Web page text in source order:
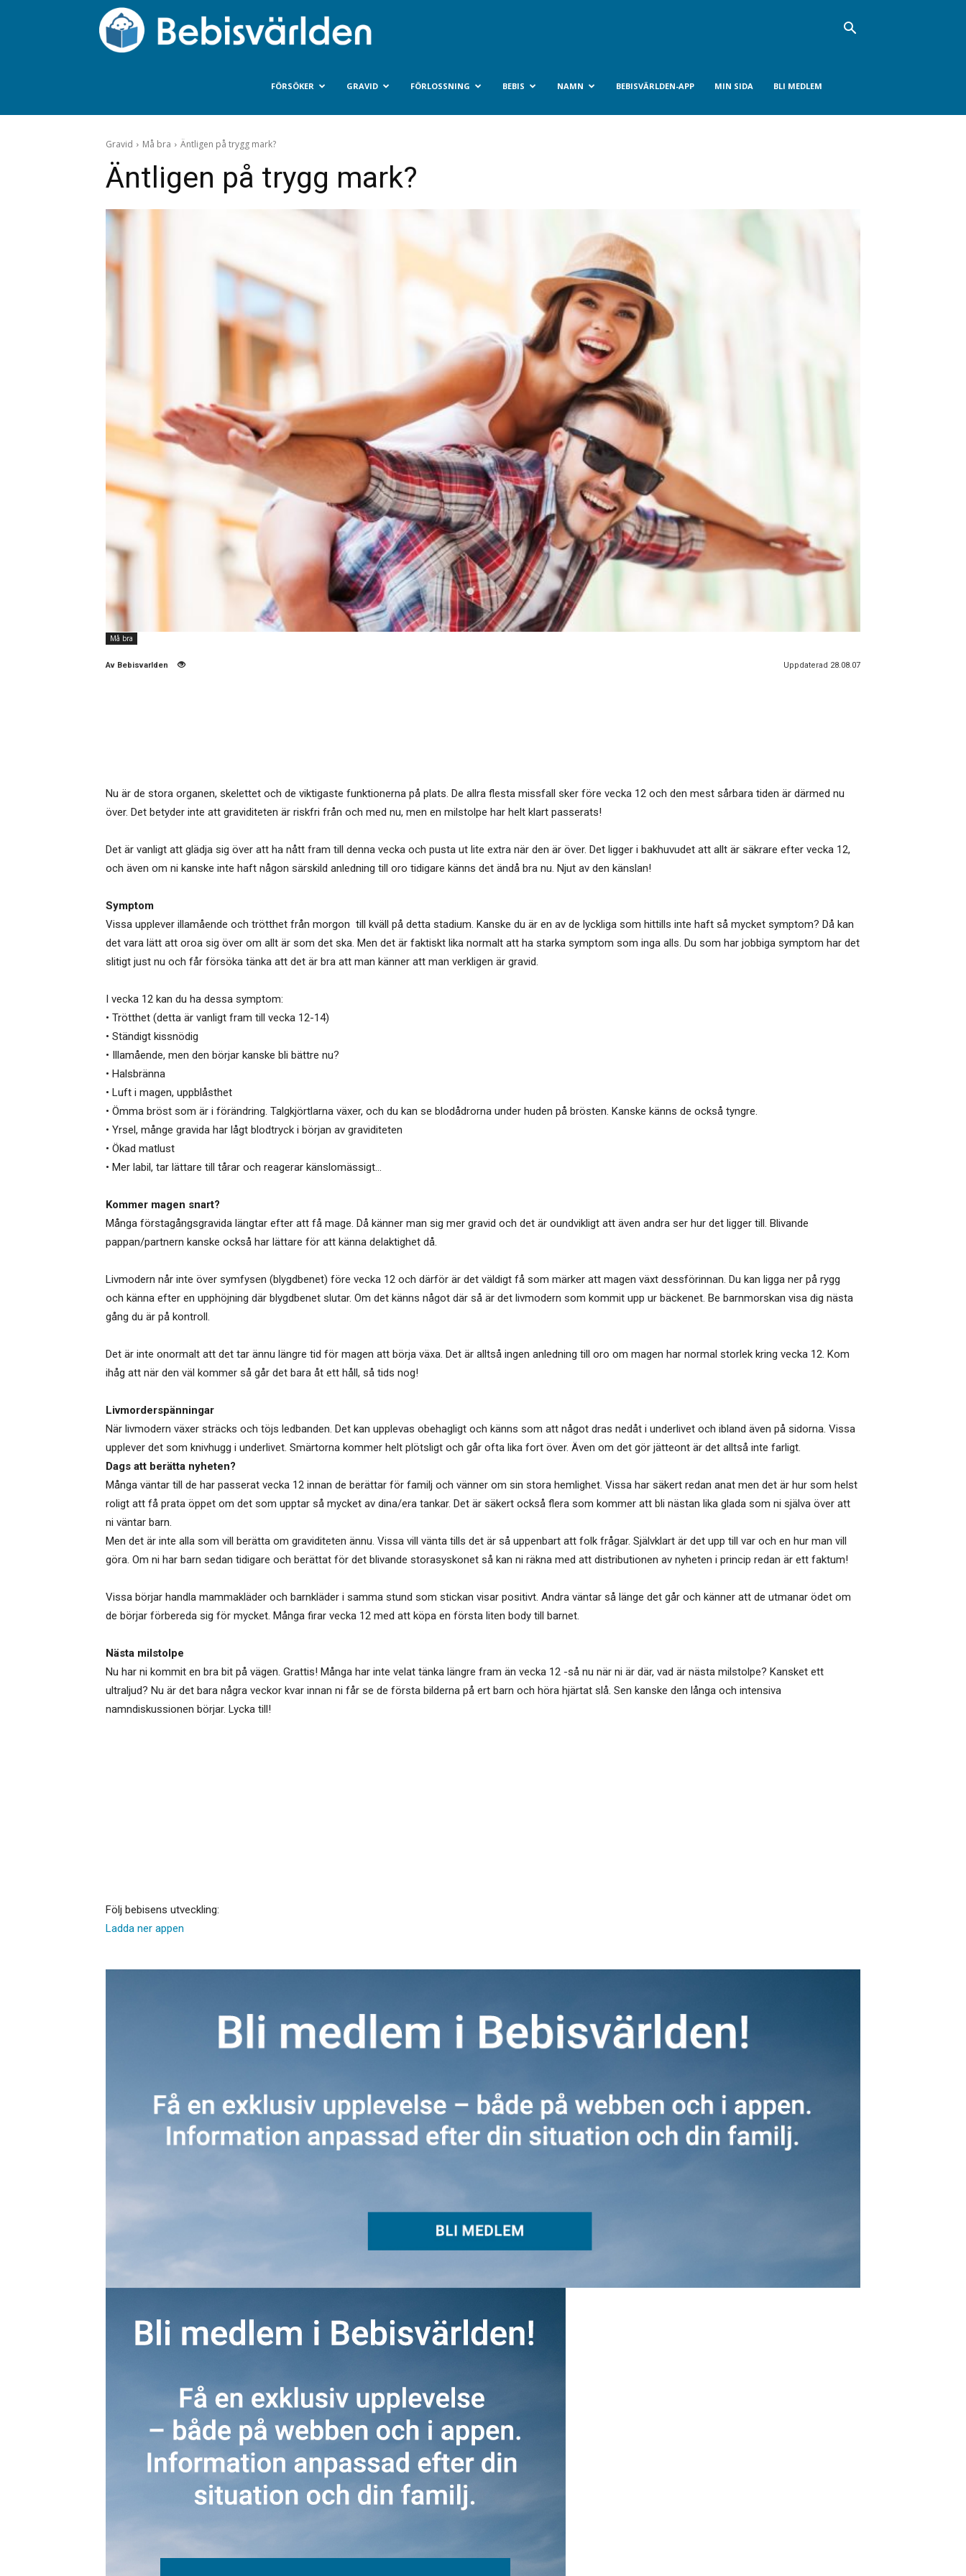
FÖRSÖKER GRAVID FÖRLOSSNING BEBIS NAMN BEBISVÄRLDEN-APP MIN SIDA BLI MEDLEM
Gravid Må bra Äntligen på trygg mark?
Äntligen på trygg mark?
Må bra
Av Bebisvarlden Uppdaterad 28.08.07
Nu är de stora organen, skelettet och de viktigaste funktionerna på plats. De allra flesta missfall sker före vecka 12 och den mest sårbara tiden är därmed nu
över. Det betyder inte att graviditeten är riskfri från och med nu, men en milstolpe har helt klart passerats!
Det är vanligt att glädja sig över att ha nått fram till denna vecka och pusta ut lite extra när den är över. Det ligger i bakhuvudet att allt är säkrare efter vecka 12,
och även om ni kanske inte haft någon särskild anledning till oro tidigare känns det ändå bra nu. Njut av den känslan!
Symptom
Vissa upplever illamående och trötthet från morgon till kväll på detta stadium. Kanske du är en av de lyckliga som hittills inte haft så mycket symptom? Då kan
det vara lätt att oroa sig över om allt är som det ska. Men det är faktiskt lika normalt att ha starka symptom som inga alls. Du som har jobbiga symptom har det
slitigt just nu och får försöka tänka att det är bra att man känner att man verkligen är gravid.
I vecka 12 kan du ha dessa symptom:
• Trötthet (detta är vanligt fram till vecka 12-14)
• Ständigt kissnödig
• Illamående, men den börjar kanske bli bättre nu?
• Halsbränna
• Luft i magen, uppblåsthet
• Ömma bröst som är i förändring. Talgkjörtlarna växer, och du kan se blodådrorna under huden på brösten. Kanske känns de också tyngre.
• Yrsel, månge gravida har lågt blodtryck i början av graviditeten
• Ökad matlust
• Mer labil, tar lättare till tårar och reagerar känslomässigt…
Kommer magen snart?
Många förstagångsgravida längtar efter att få mage. Då känner man sig mer gravid och det är oundvikligt att även andra ser hur det ligger till. Blivande
pappan/partnern kanske också har lättare för att känna delaktighet då.
Livmodern når inte över symfysen (blygdbenet) före vecka 12 och därför är det väldigt få som märker att magen växt dessförinnan. Du kan ligga ner på rygg
och känna efter en upphöjning där blygdbenet slutar. Om det känns något där så är det livmodern som kommit upp ur bäckenet. Be barnmorskan visa dig nästa
gång du är på kontroll.
Det är inte onormalt att det tar ännu längre tid för magen att börja växa. Det är alltså ingen anledning till oro om magen har normal storlek kring vecka 12. Kom
ihåg att när den väl kommer så går det bara åt ett håll, så tids nog!
Livmorderspänningar
När livmodern växer sträcks och töjs ledbanden. Det kan upplevas obehagligt och känns som att något dras nedåt i underlivet och ibland även på sidorna. Vissa
upplever det som knivhugg i underlivet. Smärtorna kommer helt plötsligt och går ofta lika fort över. Även om det gör jätteont är det alltså inte farligt.
Dags att berätta nyheten?
Många väntar till de har passerat vecka 12 innan de berättar för familj och vänner om sin stora hemlighet. Vissa har säkert redan anat men det är hur som helst
roligt att få prata öppet om det som upptar så mycket av dina/era tankar. Det är säkert också flera som kommer att bli nästan lika glada som ni själva över att
ni väntar barn.
Men det är inte alla som vill berätta om graviditeten ännu. Vissa vill vänta tills det är så uppenbart att folk frågar. Självklart är det upp till var och en hur man vill
göra. Om ni har barn sedan tidigare och berättat för det blivande storasyskonet så kan ni räkna med att distributionen av nyheten i princip redan är ett faktum!
Vissa börjar handla mammakläder och barnkläder i samma stund som stickan visar positivt. Andra väntar så länge det går och känner att de utmanar ödet om
de börjar förbereda sig för mycket. Många firar vecka 12 med att köpa en första liten body till barnet.
Nästa milstolpe
Nu har ni kommit en bra bit på vägen. Grattis! Många har inte velat tänka längre fram än vecka 12 -så nu när ni är där, vad är nästa milstolpe? Kansket ett
ultraljud? Nu är det bara några veckor kvar innan ni får se de första bilderna på ert barn och höra hjärtat slå. Sen kanske den långa och intensiva
namndiskussionen börjar. Lycka till!
Följ bebisens utveckling:
Ladda ner appen